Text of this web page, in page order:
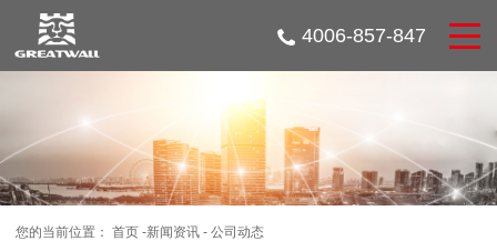
4006-857-847
您的当前位置： 首页 -新闻资讯 - 公司动态